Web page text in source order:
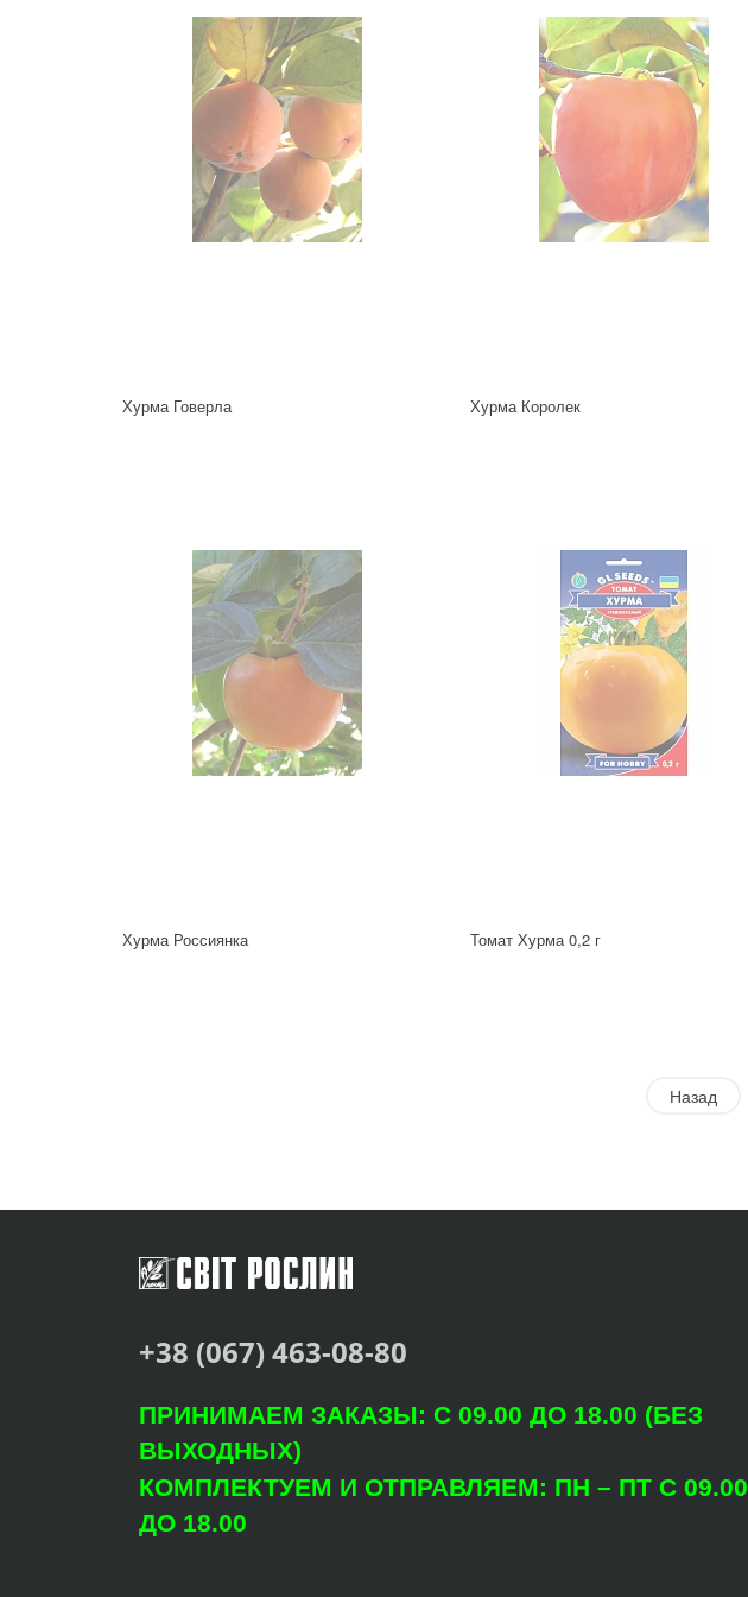
Удобрения
Для комнатных растений
Для ландшафтного дизайна
Для полива
Инструменты и инвентарь
Виноделие
Пчеловодство
Садовые фигуры
Хурма Говерла Хурма Королек
Хурма Россиянка Томат Хурма 0,2 г
Назад
+38 (067) 463-08-80
ПРИНИМАЕМ ЗАКАЗЫ: С 09.00 ДО 18.00 (БЕЗ
ВЫХОДНЫХ)
КОМПЛЕКТУЕМ И ОТПРАВЛЯЕМ: ПН – ПТ С 09.00
ДО 18.00